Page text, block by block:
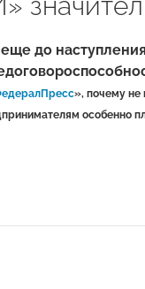
до
», почему не